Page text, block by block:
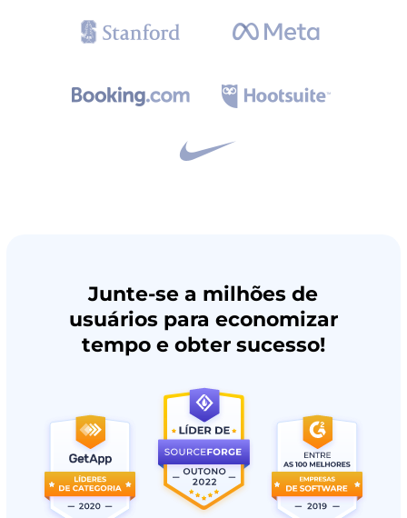
Junte-se a milhões de
usuários para economizar
tempo e obter sucesso!